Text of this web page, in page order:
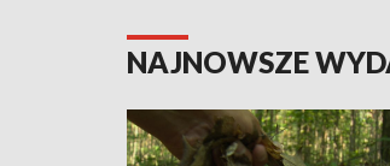
NAJNOWSZE